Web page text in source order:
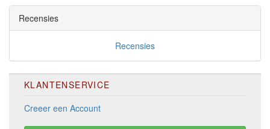
Recensies
Recensies
KLANTENSERVICE
Creeer een Account